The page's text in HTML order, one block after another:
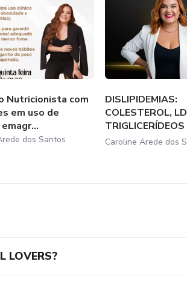
Nutricionista com
em uso de
dos Santos
DISLIPIDEMIAS:
COLESTEROL,
TRIGLICERÍDEOS
ESTRAT...
Caroline Arede dos
LOVERS?